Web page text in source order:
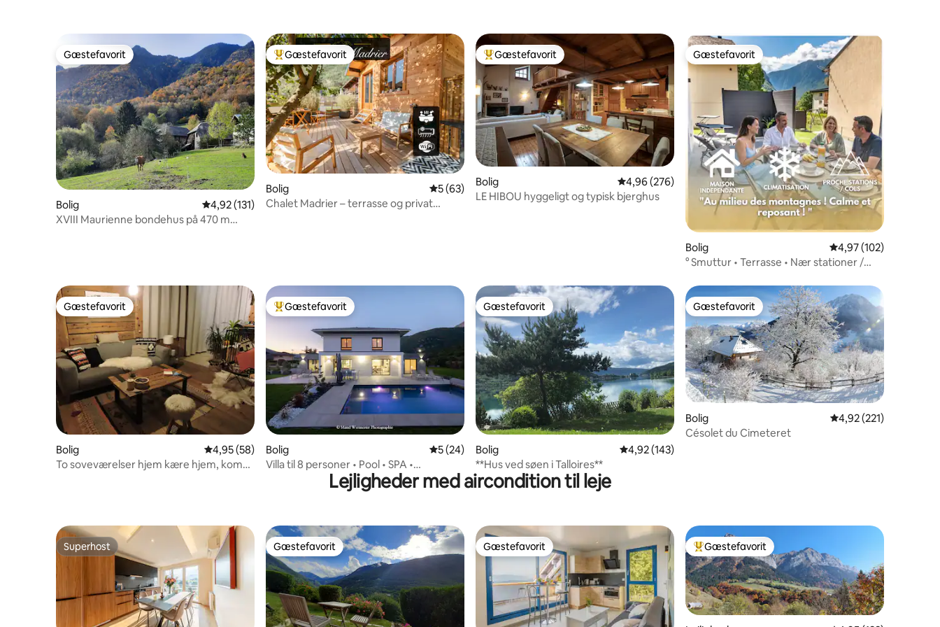
Gæstefavorit
Gæstefavorit
Bolig 4,92 ud af 5 i gennemsnitlig bedømmelse, 131 omtaler
4,92 (131)
XVIII Maurienne bondehus på 470 m
Bedste gæstefavorit
Gæstefavorit
Bolig 5 ud af 5 i gennemsnitlig bedømmelse, 63 omtaler
5 (63)
Chalet Madrier – terrasse og privat
Bedste gæstefavorit
Gæstefavorit
Bolig 4,96 ud af 5 i gennemsnitlig bedømmelse, 276 omtaler
4,96 (276)
LE HIBOU hyggeligt og typisk bjerghus
Gæstefavorit
Gæstefavorit
Bolig 4,97 ud af 5 i
4,97 (102)
° Smuttur • Terrasse • Nær stationer /
Gæstefavorit
Gæstefavorit
Bolig 4,95 ud af 5 i gennemsnitlig bedømmelse, 58 omtaler
4,95 (58)
To soveværelser hjem kære hjem, kom
Bedste gæstefavorit
Gæstefavorit
Bolig 5 ud af 5 i gennemsnitlig bedømmelse, 24 omtaler
5 (24)
Villa til 8 personer • Pool • SPA •
Fritidsrum • Lac Annecy
Gæstefavorit
Gæstefavorit
Bolig 4,92 ud af 5 i gennemsnitlig bedømmelse, 143 omtaler
4,92 (143)
**Hus ved søen i Talloires**
Gæstefavorit
Gæstefavorit
Bolig 4,92 ud af 5 i
4,92 (221)
Césolet du Cimeteret
Lejligheder med aircondition til leje
Superhost
Superhost Gæstefavorit
Gæstefavorit Gæstefavorit
Gæstefavorit Bedste gæstefavorit
Gæstefavorit